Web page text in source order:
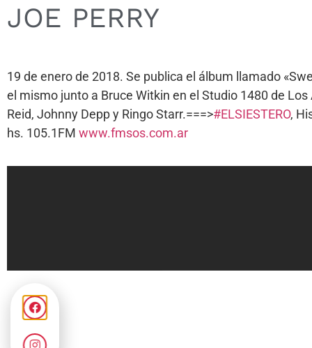
JOE PERRY
19 de enero de 2018. Se publica el álbum llamado
el mismo junto a Bruce Witkin en el Studio 1480 de
Reid, Johnny Depp y Ringo Starr.===>#ELSIESTERO,
hs. 105.1FM www.fmsos.com.ar